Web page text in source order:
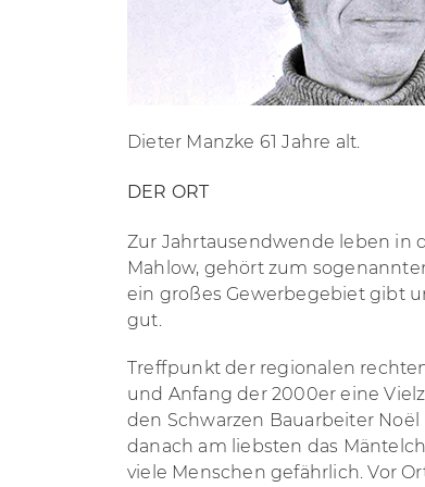
Dieter Manzke 61 Jahre alt.
DER ORT
Zur Jahrtausendwende leben in
Mahlow, gehört zum
ein großes Gewerbegebiet gibt
gut.
Treffpunkt der regionalen
und Anfang der 2000er eine
den Schwarzen Bauarbeiter
danach am liebsten das
viele Menschen gefährlich. Vor